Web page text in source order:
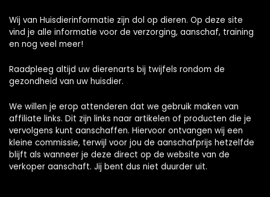
Wij van Huisdierinformatie zijn dol op dieren. Op deze site
vind je alle informatie voor de verzorging, aanschaf, training
en nog veel meer!
Raadpleeg altijd uw dierenarts bij twijfels rondom de
gezondheid van uw huisdier.
We willen je erop attenderen dat we gebruik maken van
affiliate links. Dit zijn links naar artikelen of producten die je
vervolgens kunt aanschaffen. Hiervoor ontvangen wij een
kleine commissie, terwijl voor jou de aanschafprijs hetzelfde
blijft als wanneer je deze direct op de website van de
verkoper aanschaft. Jij bent dus niet duurder uit.